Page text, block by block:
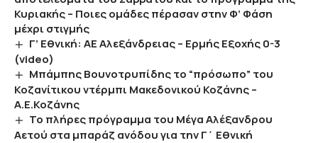
Κυριακής – Ποιες ομάδες πέρασαν στην Φ’ Φάση
μέχρι στιγμής
Γ’ Εθνική: ΑΕ Αλεξάνδρειας – Ερμής Εξοχής 0-3
(video)
Μπάμπης Βουνοτρυπίδης το “πρόσωπο” του
Κοζανίτικου ντέρμπι Μακεδονικού Κοζάνης –
Α.Ε.Κοζάνης
Το πλήρες πρόγραμμα του Μέγα Αλέξανδρου
Αετού στα μπαράζ ανόδου για την Γ΄ Εθνική